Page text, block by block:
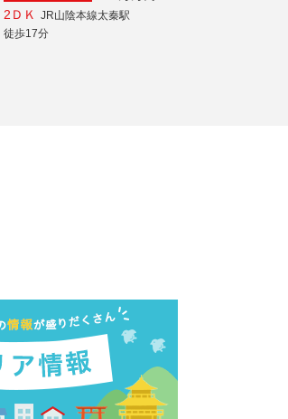
2ＤＫ JR山陰本線太秦駅
徒歩17分